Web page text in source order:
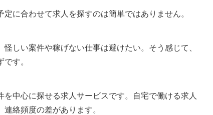
に合わせて求人を探すのは簡単ではありません。
しい案件や稼げない仕事は避けたい。そう感じて、
す。
中心に探せる求人サービスです。自宅で働ける求人
絡頻度の差があります。